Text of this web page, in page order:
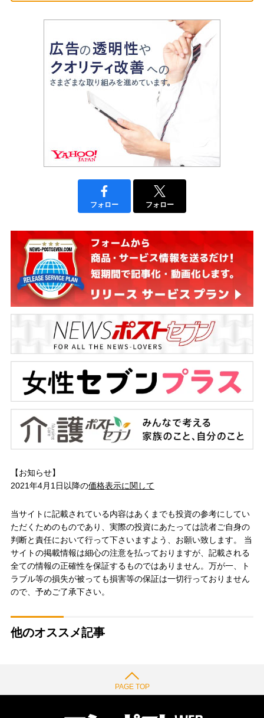
フォロー フォロー
【お知らせ】
2021年4月1日以降の価格表示に関して
当サイトに記載されている内容はあくまでも投資の参考にしてい
ただくためのものであり、実際の投資にあたっては読者ご自身の
判断と責任において行って下さいますよう、お願い致します。 当
サイトの掲載情報は細心の注意を払っておりますが、記載される
全ての情報の正確性を保証するものではありません。万が一、ト
ラブル等の損失が被っても損害等の保証は一切行っておりません
ので、予めご了承下さい。
他のオススメ記事
PAGE TOP